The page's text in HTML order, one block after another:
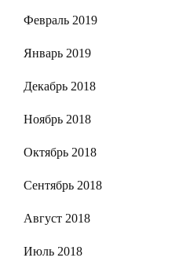
Февраль 2019
Январь 2019
Декабрь 2018
Ноябрь 2018
Октябрь 2018
Сентябрь 2018
Август 2018
Июль 2018